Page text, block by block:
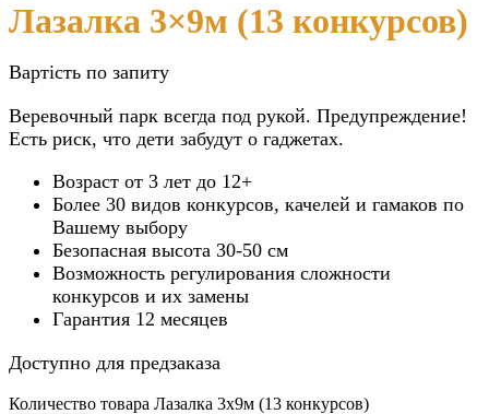
Лазалка 3×9м (13 конкурсов)
Вартість по запиту
Веревочный парк всегда под рукой. Предупреждение!
Есть риск, что дети забудут о гаджетах.
Возраст от 3 лет до 12+
Более 30 видов конкурсов, качелей и гамаков по
Вашему выбору
Безопасная высота 30-50 см
Возможность регулирования сложности
конкурсов и их замены
Гарантия 12 месяцев
Доступно для предзаказа
Количество товара Лазалка 3x9м (13 конкурсов)